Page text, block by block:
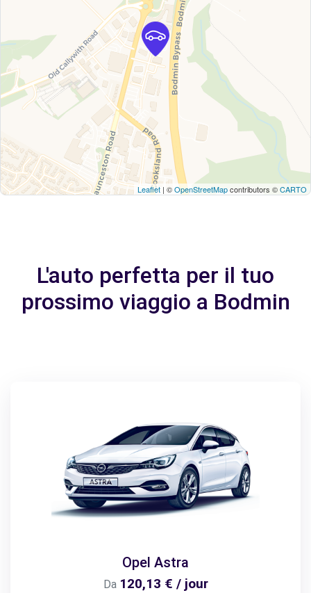
Leaflet | ©OpenStreetMapcontributors ©CARTO
L'auto perfetta per il tuo
prossimo viaggio a Bodmin
Opel Astra
Da 120,13 € / jour